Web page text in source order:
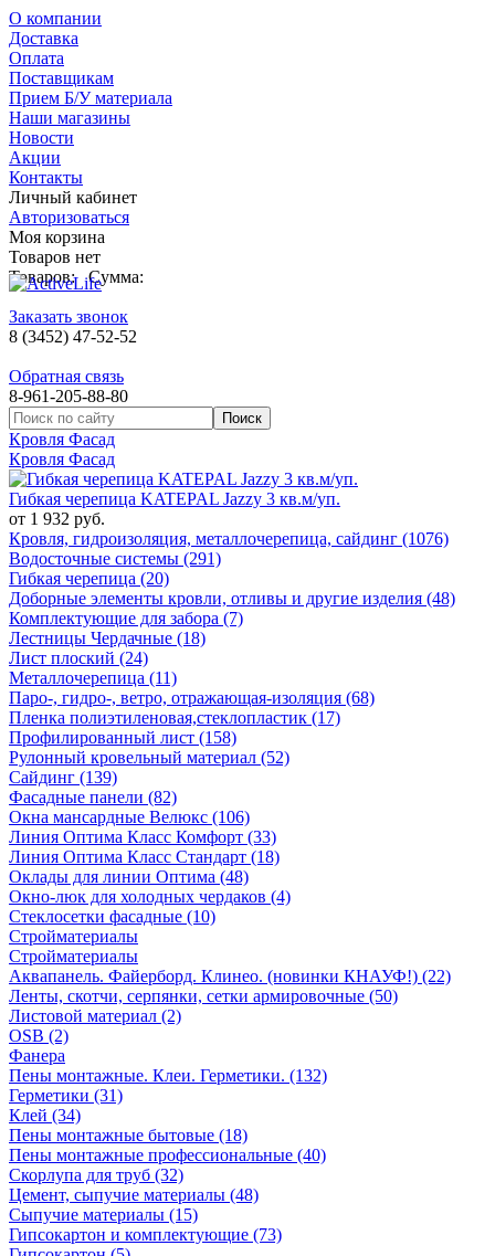
О компании
Доставка
Оплата
Поставщикам
Прием Б/У материала
Наши магазины
Новости
Акции
Контакты
Личный кабинет
Авторизоваться
Моя корзина
Товаров нет
Товаров: Сумма:
Заказать звонок
8 (3452) 47-52-52
Обратная связь
8-961-205-88-80
Кровля Фасад
Кровля Фасад
Гибкая черепица KATEPAL Jazzy 3 кв.м/уп.
от 1 932 руб.
Кровля, гидроизоляция, металлочерепица, сайдинг (1076)
Водосточные системы (291)
Гибкая черепица (20)
Доборные элементы кровли, отливы и другие изделия (48)
Комплектующие для забора (7)
Лестницы Чердачные (18)
Лист плоский (24)
Металлочерепица (11)
Паро-, гидро-, ветро, отражающая-изоляция (68)
Пленка полиэтиленовая,стеклопластик (17)
Профилированный лист (158)
Рулонный кровельный материал (52)
Сайдинг (139)
Фасадные панели (82)
Окна мансардные Велюкс (106)
Линия Оптима Класс Комфорт (33)
Линия Оптима Класс Стандарт (18)
Оклады для линии Оптима (48)
Окно-люк для холодных чердаков (4)
Стеклосетки фасадные (10)
Стройматериалы
Стройматериалы
Аквапанель. Файерборд. Клинео. (новинки КНАУФ!) (22)
Ленты, скотчи, серпянки, сетки армировочные (50)
Листовой материал (2)
OSB (2)
Фанера
Пены монтажные. Клеи. Герметики. (132)
Герметики (31)
Клей (34)
Пены монтажные бытовые (18)
Пены монтажные профессиональные (40)
Скорлупа для труб (32)
Цемент, сыпучие материалы (48)
Сыпучие материалы (15)
Гипсокартон и комплектующие (73)